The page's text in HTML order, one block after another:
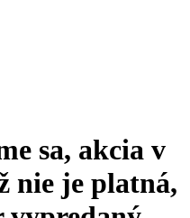
sa, akcia v
nie je platná,